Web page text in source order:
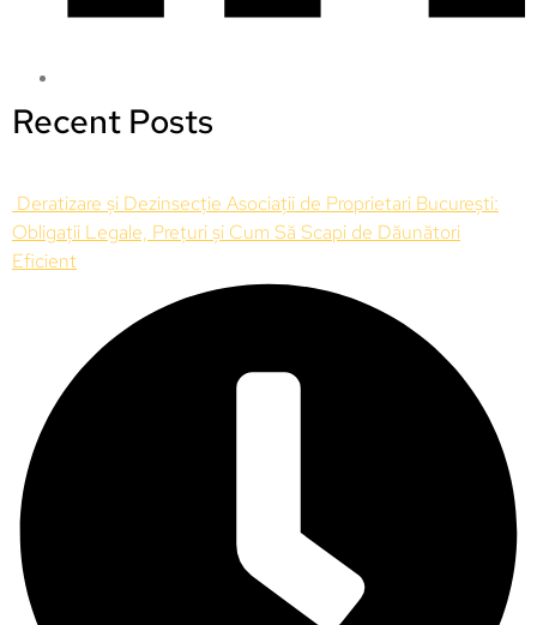
Recent Posts
Deratizare și Dezinsecție Asociații de Proprietari București:
Obligații Legale, Prețuri și Cum Să Scapi de Dăunători
Eficient